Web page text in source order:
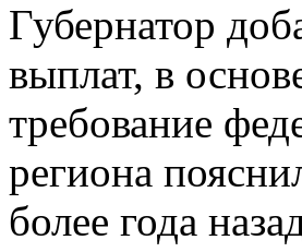
Губернатор
выплат, в
требование
региона
более года